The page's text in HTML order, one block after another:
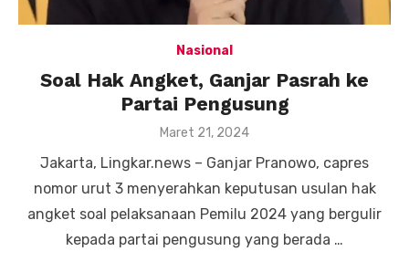
Nasional
Soal Hak Angket, Ganjar Pasrah ke
Partai Pengusung
Posted
Maret 21, 2024
Jakarta, Lingkar.news – Ganjar Pranowo, capres
nomor urut 3 menyerahkan keputusan usulan hak
angket soal pelaksanaan Pemilu 2024 yang bergulir
kepada partai pengusung yang berada …